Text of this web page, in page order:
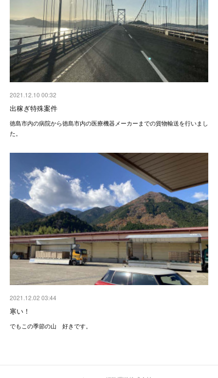
2021.12.10 00:32
出稼ぎ特殊案件
徳島市内の病院から徳島市内の医療機器メーカーまでの貨物輸送を行いまし
た。
2021.12.02 03:44
寒い！
でもこの季節の山 好きです。